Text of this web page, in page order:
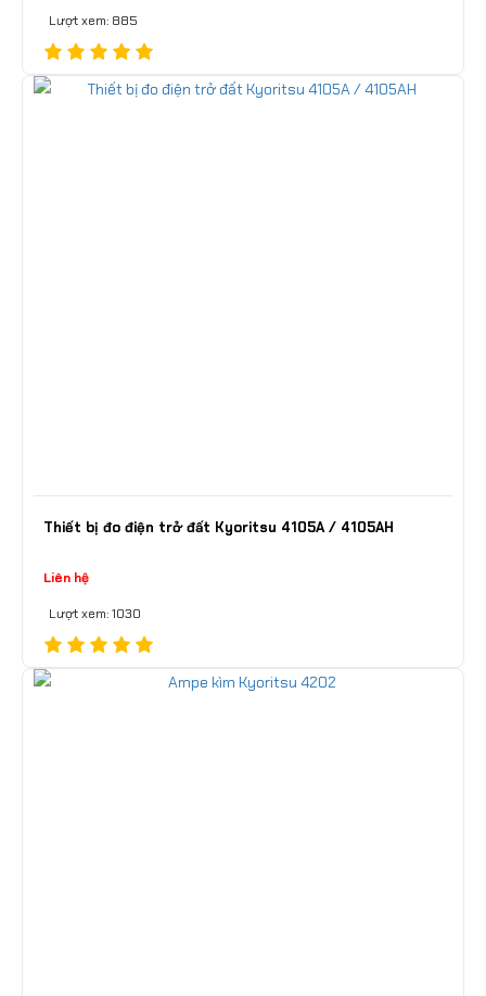
Lượt xem: 885
Thiết bị đo điện trở đất Kyoritsu 4105A / 4105AH
Liên hệ
Lượt xem: 1030